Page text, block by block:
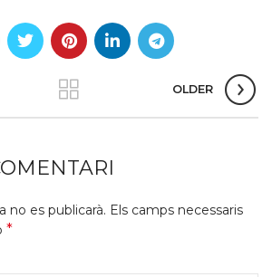
OLDER
no es publicarà. Els camps necessaris
*